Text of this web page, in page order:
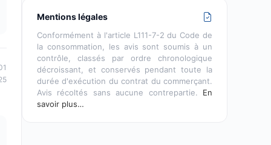
Mentions légales
Conformément à l'article L111-7-2 du Code de
la consommation, les avis sont soumis à un
contrôle, classés par ordre chronologique
décroissant, et conservés pendant toute la
durée d'exécution du contrat du commerçant.
Avis récoltés sans aucune contrepartie. En
savoir plus…